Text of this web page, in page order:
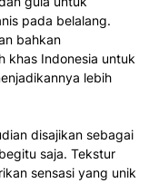
pada belalang.
bahkan
khas Indonesia untuk
lebih
disajikan sebagai
saja. Tekstur
sensasi yang unik